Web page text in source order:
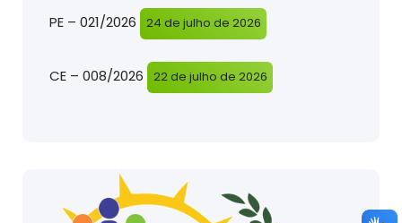
PE – 021/2026 24 de julho de 2026
CE – 008/2026 22 de julho de 2026